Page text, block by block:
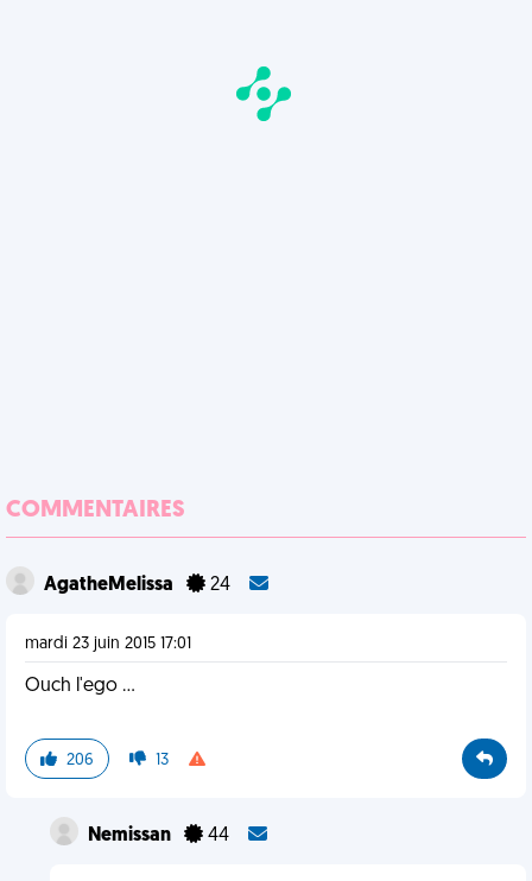
COMMENTAIRES
AgatheMelissa 24
mardi 23 juin 2015 17:01
Ouch l'ego ...
206 13
Nemissan 44